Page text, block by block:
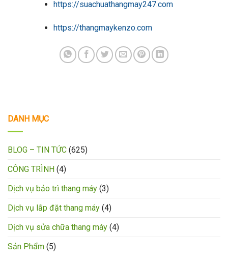
https://suachuathangmay247.com
https://thangmaykenzo.com
DANH MỤC
BLOG – TIN TỨC (625)
CÔNG TRÌNH (4)
Dịch vụ bảo trì thang máy (3)
Dịch vụ lắp đặt thang máy (4)
Dịch vụ sửa chữa thang máy (4)
Sản Phẩm (5)